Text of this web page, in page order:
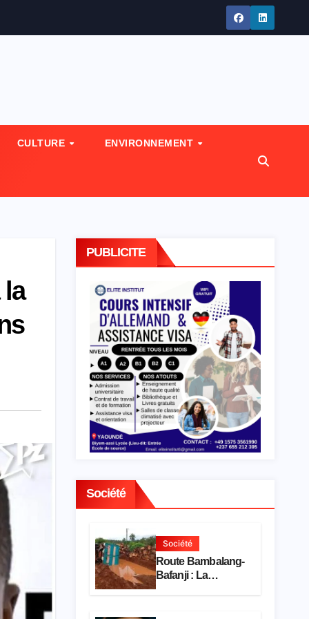
CULTURE ENVIRONNEMENT
PUBLICITE
Société
Société
Route Bambalang-
Bafanji : La
dégradation de
activités